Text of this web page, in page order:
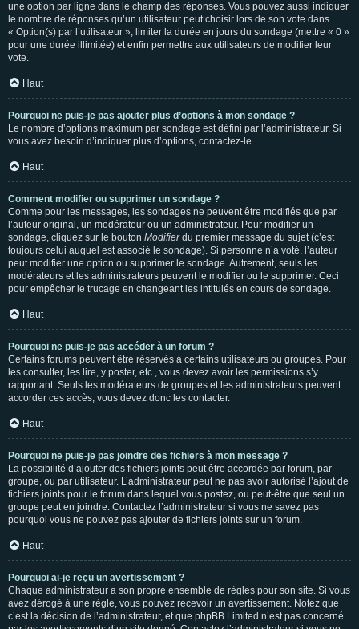
une option par ligne dans le champ des réponses. Vous pouvez aussi indiquer
le nombre de réponses qu’un utilisateur peut choisir lors de son vote dans
« Option(s) par l’utilisateur », limiter la durée en jours du sondage (mettre « 0 »
pour une durée illimitée) et enfin permettre aux utilisateurs de modifier leur
vote.
Haut
Pourquoi ne puis-je pas ajouter plus d’options à mon sondage ?
Le nombre d’options maximum par sondage est défini par l’administrateur. Si
vous avez besoin d’indiquer plus d’options, contactez-le.
Haut
Comment modifier ou supprimer un sondage ?
Comme pour les messages, les sondages ne peuvent être modifiés que par
l’auteur original, un modérateur ou un administrateur. Pour modifier un
sondage, cliquez sur le bouton Modifierdu premier message du sujet (c’est
toujours celui auquel est associé le sondage). Si personne n’a voté, l’auteur
peut modifier une option ou supprimer le sondage. Autrement, seuls les
modérateurs et les administrateurs peuvent le modifier ou le supprimer. Ceci
pour empêcher le trucage en changeant les intitulés en cours de sondage.
Haut
Pourquoi ne puis-je pas accéder à un forum ?
Certains forums peuvent être réservés à certains utilisateurs ou groupes. Pour
les consulter, les lire, y poster, etc., vous devez avoir les permissions s’y
rapportant. Seuls les modérateurs de groupes et les administrateurs peuvent
accorder ces accès, vous devez donc les contacter.
Haut
Pourquoi ne puis-je pas joindre des fichiers à mon message ?
La possibilité d’ajouter des fichiers joints peut être accordée par forum, par
groupe, ou par utilisateur. L’administrateur peut ne pas avoir autorisé l’ajout de
fichiers joints pour le forum dans lequel vous postez, ou peut-être que seul un
groupe peut en joindre. Contactez l’administrateur si vous ne savez pas
pourquoi vous ne pouvez pas ajouter de fichiers joints sur un forum.
Haut
Pourquoi ai-je reçu un avertissement ?
Chaque administrateur a son propre ensemble de règles pour son site. Si vous
avez dérogé à une règle, vous pouvez recevoir un avertissement. Notez que
c’est la décision de l’administrateur, et que phpBB Limited n’est pas concerné